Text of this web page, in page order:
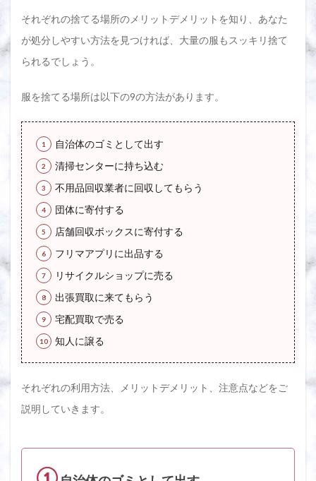
に譲る
2.11
した服
する場
所9選
3
断捨
離し
た服
を捨
てる
場所
は
色々
あ
る！
メリ
ット
デメ
リッ
トを
考慮
選ぼ
う
それぞれの捨てる場所のメリットデメリットを知り、あなた
が処分しやすい方法を見つければ、大量の服もスッキリ捨て
られるでしょう。
服を捨てる場所は以下の9の方法があります。
自治体のゴミとして出す
清掃センターに持ち込む
不用品回収業者に回収してもらう
団体に寄付する
店舗回収ボックスに寄付する
フリマアプリに出品する
リサイクルショップに売る
出張買取に来てもらう
宅配買取で売る
知人に譲る
それぞれの利用方法、メリットデメリット、注意点などをご
説明していきます。